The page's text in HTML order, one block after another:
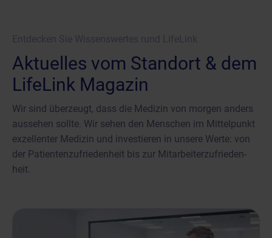
Aktuelles vom Standort & dem
LifeLink Magazin
Wir sind überzeugt, dass die Medizin von morgen anders
aussehen sollte. Wir sehen den Menschen im Mittelpunkt
exzellenter Medizin und investieren in unsere Werte: von
der Patienten­zufrieden­heit bis zur Mitarbeiter­zufrieden­
heit.